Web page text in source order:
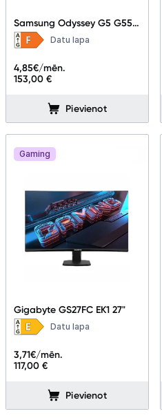
Piegāde un apmaksa
Uzņēmumiem
Tet pakalpojumi
Samsung Odyssey G5 G55C
27" LS27CG554EUXEN
Datu lapa
153,00 €
4,85€/mēn.
Pievienot
Gaming
Gigabyte GS27FC EK1 27"
Datu lapa
117,00 €
3,71€/mēn.
Pievienot